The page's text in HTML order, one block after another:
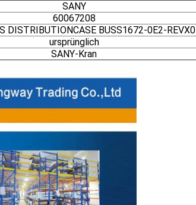
SANY
60067208
DISTRIBUTIONCASE BUSS1672-0E2-REVX0
ursprünglich
SANY-Kran